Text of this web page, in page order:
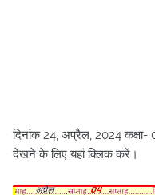
दिनांक 24, अप्रैल, 2024 कक्षा-
देखने के लिए यहां क्लिक करें।